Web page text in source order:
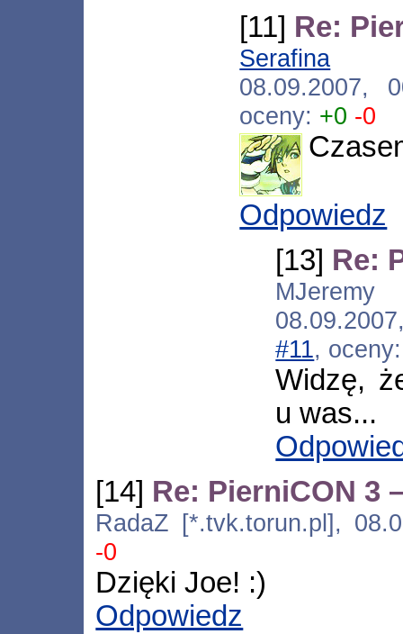
[11] Re:
Serafina
08.09.2007,
oceny: +0 -0
Odpowiedz
[13] Re:
#11,
Widzę,
u was...
[14] Re: PierniCON 3
RadaZ [*.tvk.torun.pl],
-0
Dzięki Joe! :)
Odpowiedz